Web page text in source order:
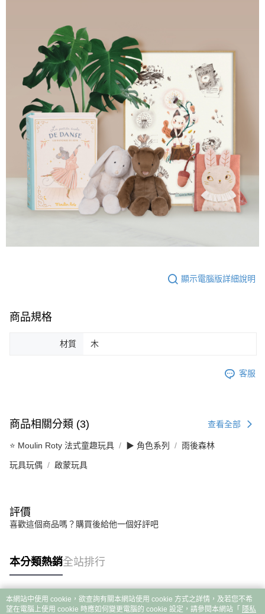
顯示電腦版詳細說明
商品規格
材質 木
客服
商品相關分類 (3) 查看全部
⭐ Moulin Roty 法式童趣玩具 ▶︎ 角色系列 雨後森林
玩具玩偶 啟蒙玩具
評價
喜歡這個商品嗎？購買後給他一個好評吧
本分類熱銷全站排行
熱門標籤
本網站中使用 cookie，欲查詢有關本網站使用 cookie 方式之詳情，及若您不希
望在電腦上使用 cookie 時應如何變更電腦的 cookie 設定，請參閱本網站「 隱私